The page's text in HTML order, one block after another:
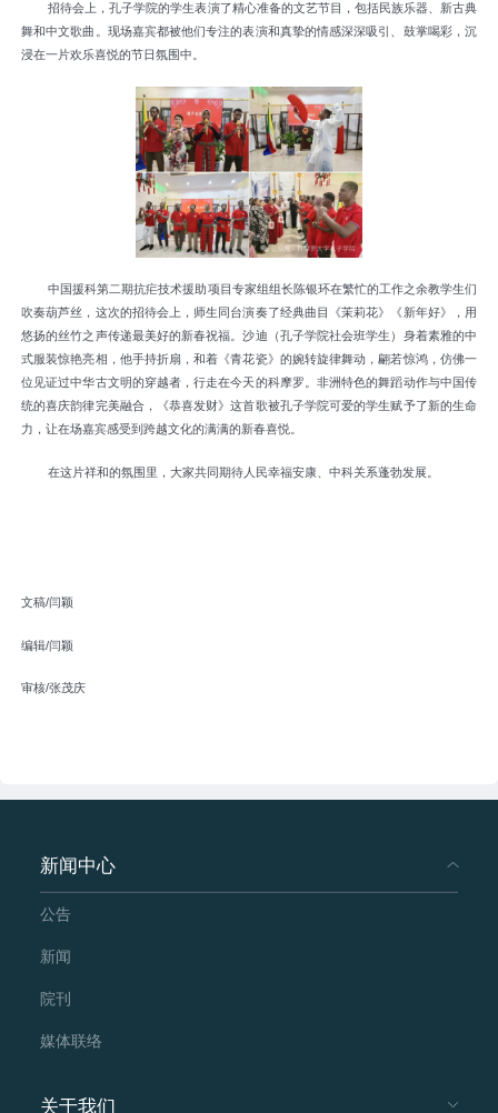
招待会上，孔子学院的学生表演了精心准备的文艺节目，包括民族乐器、新古典
舞和中文歌曲。现场嘉宾都被他们专注的表演和真挚的情感深深吸引、鼓掌喝彩，沉
浸在一片欢乐喜悦的节日氛围中。
中国援科第二期抗疟技术援助项目专家组组长陈银环在繁忙的工作之余教学生们
吹奏葫芦丝，这次的招待会上，师生同台演奏了经典曲目《茉莉花》《新年好》，用
悠扬的丝竹之声传递最美好的新春祝福。沙迪（孔子学院社会班学生）身着素雅的中
式服装惊艳亮相，他手持折扇，和着《青花瓷》的婉转旋律舞动，翩若惊鸿，仿佛一
位见证过中华古文明的穿越者，行走在今天的科摩罗。非洲特色的舞蹈动作与中国传
统的喜庆韵律完美融合，《恭喜发财》这首歌被孔子学院可爱的学生赋予了新的生命
力，让在场嘉宾感受到跨越文化的满满的新春喜悦。
在这片祥和的氛围里，大家共同期待人民幸福安康、中科关系蓬勃发展。
文稿/闫颖
编辑/闫颖
审核/张茂庆
新闻中心
公告
新闻
院刊
媒体联络
关于我们